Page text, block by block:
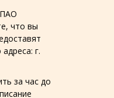
что вы
г.
за час до